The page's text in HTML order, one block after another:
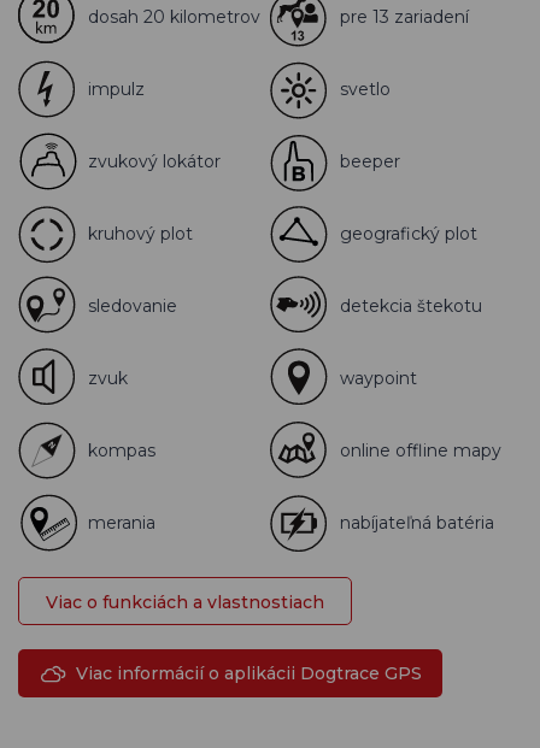
dosah 20 kilometrov pre 13 zariadení
impulz svetlo
zvukový lokátor beeper
kruhový plot geografický plot
sledovanie detekcia štekotu
zvuk waypoint
kompas online offline mapy
merania nabíjateľná batéria
Viac o funkciách a vlastnostiach
Viac informácií o aplikácii Dogtrace GPS